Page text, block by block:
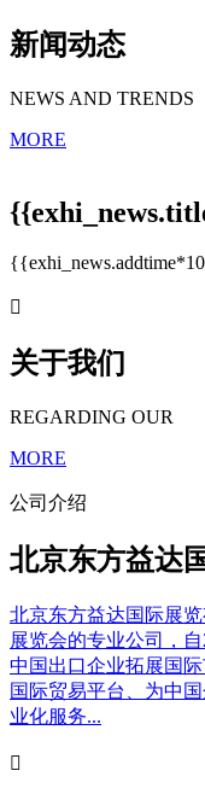
新闻动态
NEWS AND TRENDS
MORE

关于我们
REGARDING OUR
MORE
公司介绍
北京东方益达
北京东方益达国际展
展览会的专业公司，
中国出口企业拓展国
国际贸易平台、为中
业化服务...
